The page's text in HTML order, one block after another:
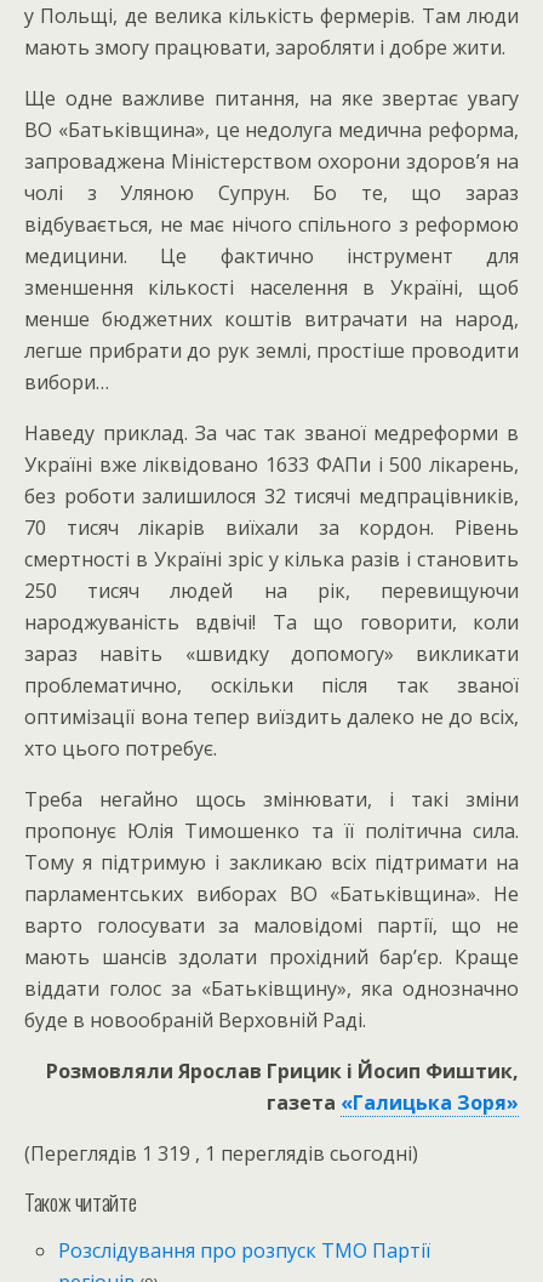
у Польщі, де велика кількість фермерів. Там люди
мають змогу працювати, заробляти і добре жити.
Ще одне важливе питання, на яке звертає увагу
ВО «Батьківщина», це недолуга медична реформа,
запроваджена Міністерством охорони здоров’я на
чолі з Уляною Супрун. Бо те, що зараз
відбувається, не має нічого спільного з реформою
медицини. Це фактично інструмент для
зменшення кількості населення в Україні, щоб
менше бюджетних коштів витрачати на народ,
легше прибрати до рук землі, простіше проводити
вибори…
Наведу приклад. За час так званої медреформи в
Україні вже ліквідовано 1633 ФАПи і 500 лікарень,
без роботи залишилося 32 тисячі медпрацівників,
70 тисяч лікарів виїхали за кордон. Рівень
смертності в Україні зріс у кілька разів і становить
250 тисяч людей на рік, перевищуючи
народжуваність вдвічі! Та що говорити, коли
зараз навіть «швидку допомогу» викликати
проблематично, оскільки після так званої
оптимізації вона тепер виїздить далеко не до всіх,
хто цього потребує.
Треба негайно щось змінювати, і такі зміни
пропонує Юлія Тимошенко та її політична сила.
Тому я підтримую і закликаю всіх підтримати на
парламентських виборах ВО «Батьківщина». Не
варто голосувати за маловідомі партії, що не
мають шансів здолати прохідний бар’єр. Краще
віддати голос за «Батьківщину», яка однозначно
буде в новообраній Верховній Раді.
Розмовляли Ярослав Грицик і Йосип Фиштик,
газета «Галицька Зоря»
(Переглядів 1 319 , 1 переглядів сьогодні)
Також читайте
Розслідування про розпуск ТМО Партії